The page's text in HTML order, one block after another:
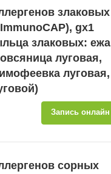
злаковых
gx1
злаковых: ежа
луговая,
луговая,
Запись онлайн
сорных